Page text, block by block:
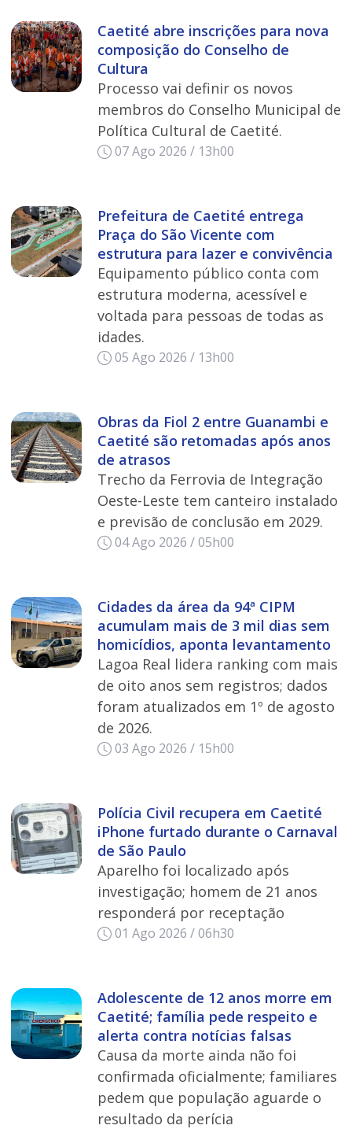
Caetité abre inscrições para nova
composição do Conselho de
Cultura
Processo vai definir os novos
membros do Conselho Municipal de
Política Cultural de Caetité.
07 Ago 2026 / 13h00
Prefeitura de Caetité entrega
Praça do São Vicente com
estrutura para lazer e convivência
Equipamento público conta com
estrutura moderna, acessível e
voltada para pessoas de todas as
idades.
05 Ago 2026 / 13h00
Obras da Fiol 2 entre Guanambi e
Caetité são retomadas após anos
de atrasos
Trecho da Ferrovia de Integração
Oeste-Leste tem canteiro instalado
e previsão de conclusão em 2029.
04 Ago 2026 / 05h00
Cidades da área da 94ª CIPM
acumulam mais de 3 mil dias sem
homicídios, aponta levantamento
Lagoa Real lidera ranking com mais
de oito anos sem registros; dados
foram atualizados em 1º de agosto
de 2026.
03 Ago 2026 / 15h00
Polícia Civil recupera em Caetité
iPhone furtado durante o Carnaval
de São Paulo
Aparelho foi localizado após
investigação; homem de 21 anos
responderá por receptação
01 Ago 2026 / 06h30
Adolescente de 12 anos morre em
Caetité; família pede respeito e
alerta contra notícias falsas
Causa da morte ainda não foi
confirmada oficialmente; familiares
pedem que população aguarde o
resultado da perícia